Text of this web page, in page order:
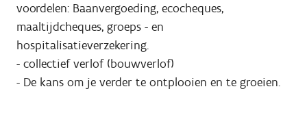
voordelen: Baanvergoeding, ecocheques,
maaltijdcheques, groeps - en
hospitalisatieverzekering.
- collectief verlof (bouwverlof)
- De kans om je verder te ontplooien en te groeien.